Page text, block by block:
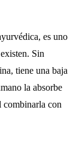
es uno
Sin
tiene una baja
la absorbe
combinarla con